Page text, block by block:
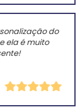
do
ela é muito